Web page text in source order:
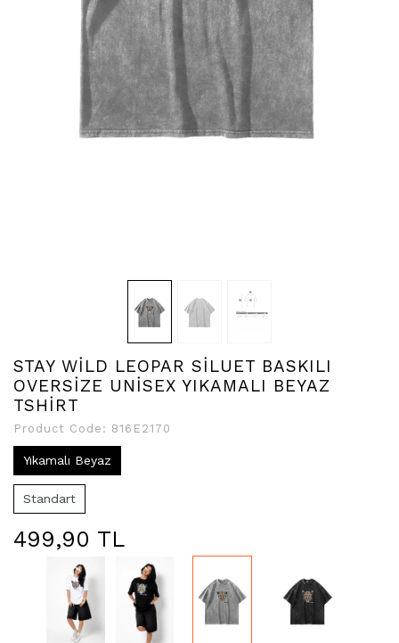
STAY WİLD LEOPAR SİLUET BASKILI
OVERSİZE UNİSEX YIKAMALI BEYAZ
TSHİRT
Product Code: 816E2170
Yıkamalı Beyaz
Standart
499,90 TL